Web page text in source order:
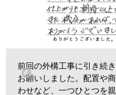
すてきなウッドデッキを
さまり、かつ自分たちの
提案をしてくださり、と